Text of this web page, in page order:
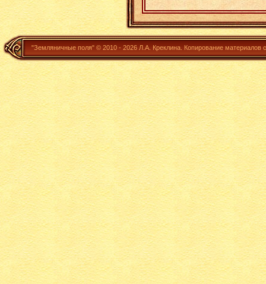
"Земляничные поля" © 2010 - 2026 Л.А. Креклина. Копирование материалов